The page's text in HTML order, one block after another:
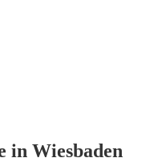
in Wiesbaden